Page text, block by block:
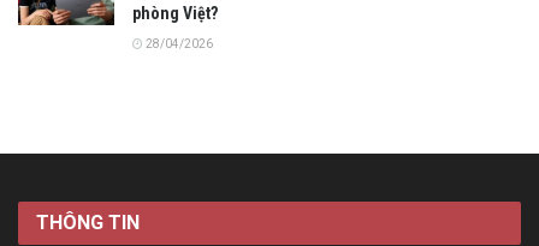
phòng Việt?
28/04/2026
THÔNG TIN